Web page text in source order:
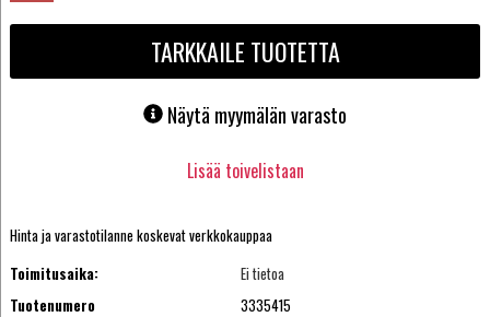
TARKKAILE TUOTETTA
Näytä myymälän varasto
Lisää toivelistaan
Hinta ja varastotilanne koskevat verkkokauppaa
Toimitusaika:
Ei tietoa
Tuotenumero
3335415